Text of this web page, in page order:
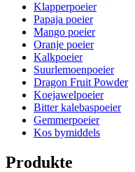
Klapperpoeier
Papaja poeier
Mango poeier
Oranje poeier
Kalkpoeier
Suurlemoenpoeier
Dragon Fruit Powder
Koejawelpoeier
Bitter kalebaspoeier
Gemmerpoeier
Kos bymiddels
Produkte